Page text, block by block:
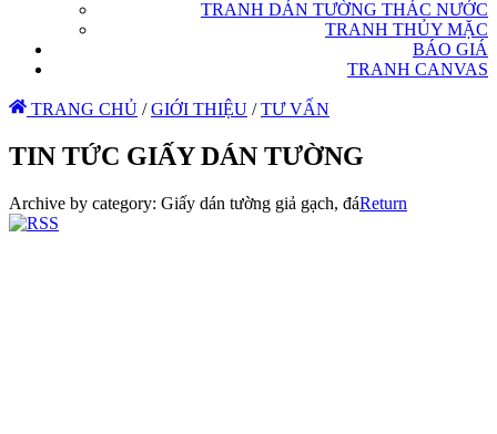
TRANH DÁN TƯỜNG THÁC NƯỚC
TRANH THỦY MẶC
BÁO GIÁ
TRANH CANVAS
TRANG CHỦ / GIỚI THIỆU / TƯ VẤN
TIN TỨC GIẤY DÁN TƯỜNG
Archive by category: Giấy dán tường giả gạch, đáReturn